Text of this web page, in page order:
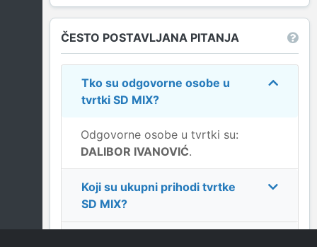
ČESTO POSTAVLJANA PITANJA
Tko su odgovorne osobe u
tvrtki SD MIX?
Odgovorne osobe u tvrtki su:
DALIBOR IVANOVIĆ.
Koji su ukupni prihodi tvrtke
SD MIX?